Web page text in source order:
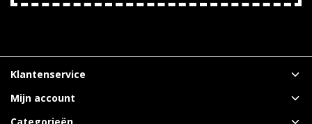
Klantenservice
Mijn account